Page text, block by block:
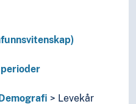
Demografi Levekår